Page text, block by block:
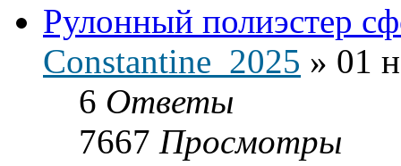
Рулонный полиэстер
Constantine_2025 » 01
6 Ответы
7667 Просмотры